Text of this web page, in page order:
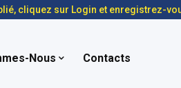
cliquez sur Login et enregistrez-
Nous Contacts